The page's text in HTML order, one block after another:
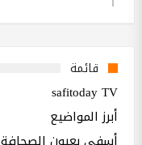
قائمة
safitoday TV
أبرز المواضيع